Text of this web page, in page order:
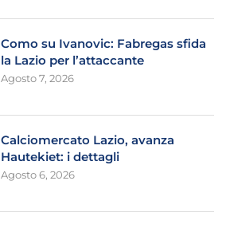
Como su Ivanovic: Fabregas sfida
la Lazio per l’attaccante
Agosto 7, 2026
Calciomercato Lazio, avanza
Hautekiet: i dettagli
Agosto 6, 2026